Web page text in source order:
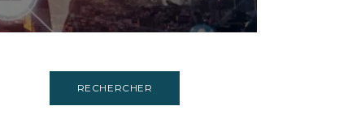
RECHERCHER